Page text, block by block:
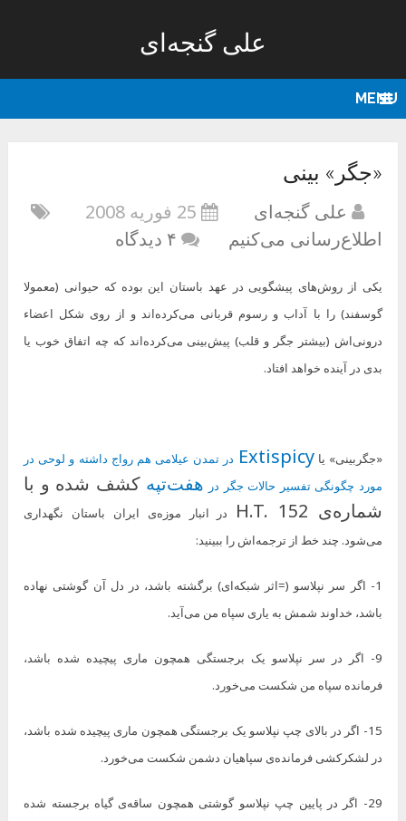
علی گنجه‌ای
MENU
«جگر» بینی
علی گنجه‌ای
25 فوریه 2008
اطلاع‌رسانی می‌کنیم
۴ دیدگاه
یکی از روش‌های پیشگویی در عهد باستان این بوده که حیوانی (معمولا
گوسفند) را با آداب و رسوم قربانی می‌کرده‌اند و از روی شکل اعضاء
درونی‌اش (بیشتر جگر و قلب) پیش‌بینی می‌کرده‌اند که چه اتفاق خوب یا
بدی در آینده خواهد افتاد.
«جگربینی» یاExtispicy در تمدن عیلامی هم رواج داشته و لوحی در
مورد چگونگی تفسیر حالات جگر در هفت‌تپه کشف شده و با
شماره‌ی H.T. 152
در انبار موزه‌ی ایران باستان نگهداری
می‌شود. چند خط از ترجمه‌اش را ببینید:
1- اگر سر نپلاسو (=اثر شبکه‌ای) برگشته باشد، در دل آن گوشتی نهاده
باشد، خداوند شمش به یاری سپاه من می‌آید.
9- اگر در سر نپلاسو یک برجستگی همچون ماری پیچیده شده باشد،
فرمانده سپاه من شکست می‌خورد.
15- اگر در بالای چپ نپلاسو یک برجستگی همچون ماری پیچیده شده باشد،
در لشکرکشی فرمانده‌ی سپاهیان دشمن شکست می‌خورد.
29- اگر در پایین چپ نپلاسو گوشتی همچون ساقه‌ی گیاه برجسته شده